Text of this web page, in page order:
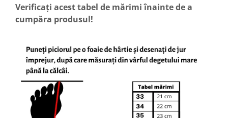
Verificați acest tabel de mărimi înainte de a
cumpăra produsul!